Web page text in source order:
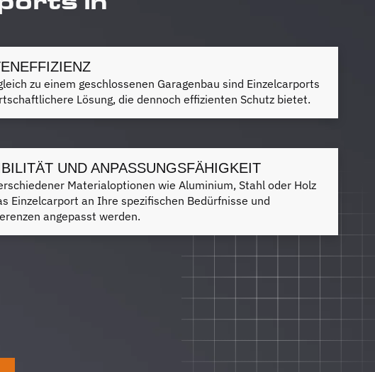
zu einem geschlossenen Garagenbau sind Einzelcarports
Lösung, die dennoch effizienten Schutz bietet.
UND ANPASSUNGSFÄHIGKEIT
Materialoptionen wie Aluminium, Stahl oder Holz
Einzelcarport an Ihre spezifischen Bedürfnisse und
angepasst werden.